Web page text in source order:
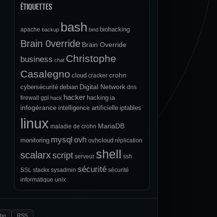
ÉTIQUETTES
apache backup bash bind biohacking
Brain 0verride Brain Override
business chat Christophe
Casalegno cloud cracker crohn
cybersécurité debian Digital Network dns
firewall
gpl hack hacker hacking ia
infogérance intelligence artificielle iptables
linux maladie de crohn MariaDB
monitoring mysql ovh ovhcloud réplication
scalarxscript serveur shell
ssh
SSL stackx sysadmin sécurité sécurité
informatique unix
RSS